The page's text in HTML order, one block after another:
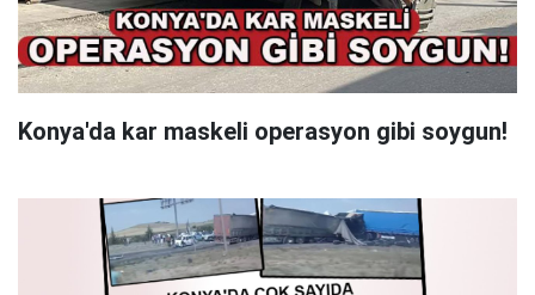
Konya'da kar maskeli operasyon gibi soygun!